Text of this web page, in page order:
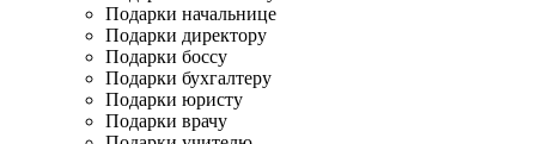
Подарки начальнице
Подарки директору
Подарки боссу
Подарки бухгалтеру
Подарки юристу
Подарки врачу